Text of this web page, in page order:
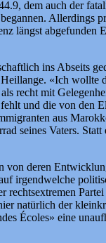
dem auch der
Allerdings
längst
ins Abseits
«Ich wollte
recht mit
und die von den
aus
seines Vaters.
deren
irgendwelche
natürlich der
Écoles» eine